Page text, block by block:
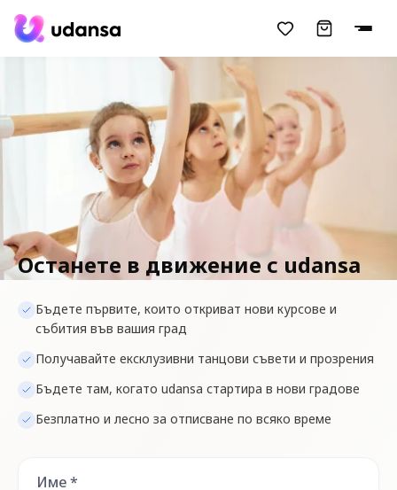
accessibility.skipToMainContent
Останете в движение с udansa
Бъдете първите, които откриват нови курсове и
събития във вашия град
Получавайте ексклузивни танцови съвети и прозрения
Бъдете там, когато udansa стартира в нови градове
Безплатно и лесно за отписване по всяко време